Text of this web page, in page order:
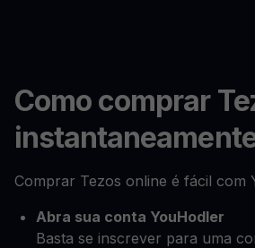
Como comprar
Comprar Tezos online é fácil com
Abra sua conta YouHodler
Basta se inscrever para uma